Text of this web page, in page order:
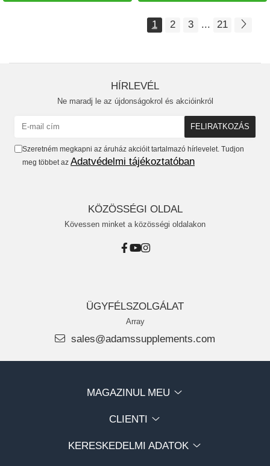
1 2 3 ... 21
HÍRLEVÉL
Ne maradj le az újdonságokrol és akcióinkról
Szeretném megkapni az áruház akcióit tartalmazó hírlevelet. Tudjon
meg többet az Adatvédelmi tájékoztatóban
KÖZÖSSÉGI OLDAL
Kövessen minket a közösségi oldalakon
ÜGYFÉLSZOLGÁLAT
Array
sales@adamssupplements.com
MAGAZINUL MEU
CLIENTI
KERESKEDELMI ADATOK